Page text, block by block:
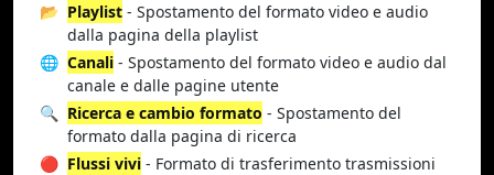
📂 Playlist - Spostamento del formato video e audio
dalla pagina della playlist
🌐 Canali - Spostamento del formato video e audio dal
canale e dalle pagine utente
🔍 Ricerca e cambio formato - Spostamento del
formato dalla pagina di ricerca
🔴 Flussi vivi - Formato di trasferimento trasmissioni